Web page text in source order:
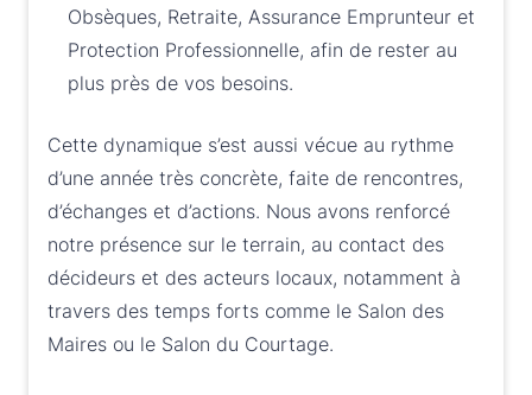
Obsèques, Retraite, Assurance Emprunteur et
Protection Professionnelle, afin de rester au
plus près de vos besoins.
Cette dynamique s’est aussi vécue au rythme
d’une année très concrète, faite de rencontres,
d’échanges et d’actions. Nous avons renforcé
notre présence sur le terrain, au contact des
décideurs et des acteurs locaux, notamment à
travers des temps forts comme le Salon des
Maires ou le Salon du Courtage.